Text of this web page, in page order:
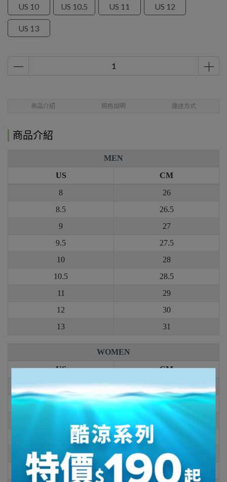
US 10 US 10.5 US 11 US 12
US 13
商品介紹 規格說明 運送方式
商品介紹
MEN
US
CM
8
26
8.5
26.5
9
27
9.5
27.5
10
28
10.5
28.5
11
29
12
30
13
31
WOMEN
US
CM
6
23
6.5
23.5
24
25
8.5
25.5